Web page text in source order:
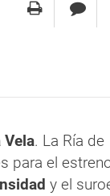
Vela. La Ría de
para el
y el